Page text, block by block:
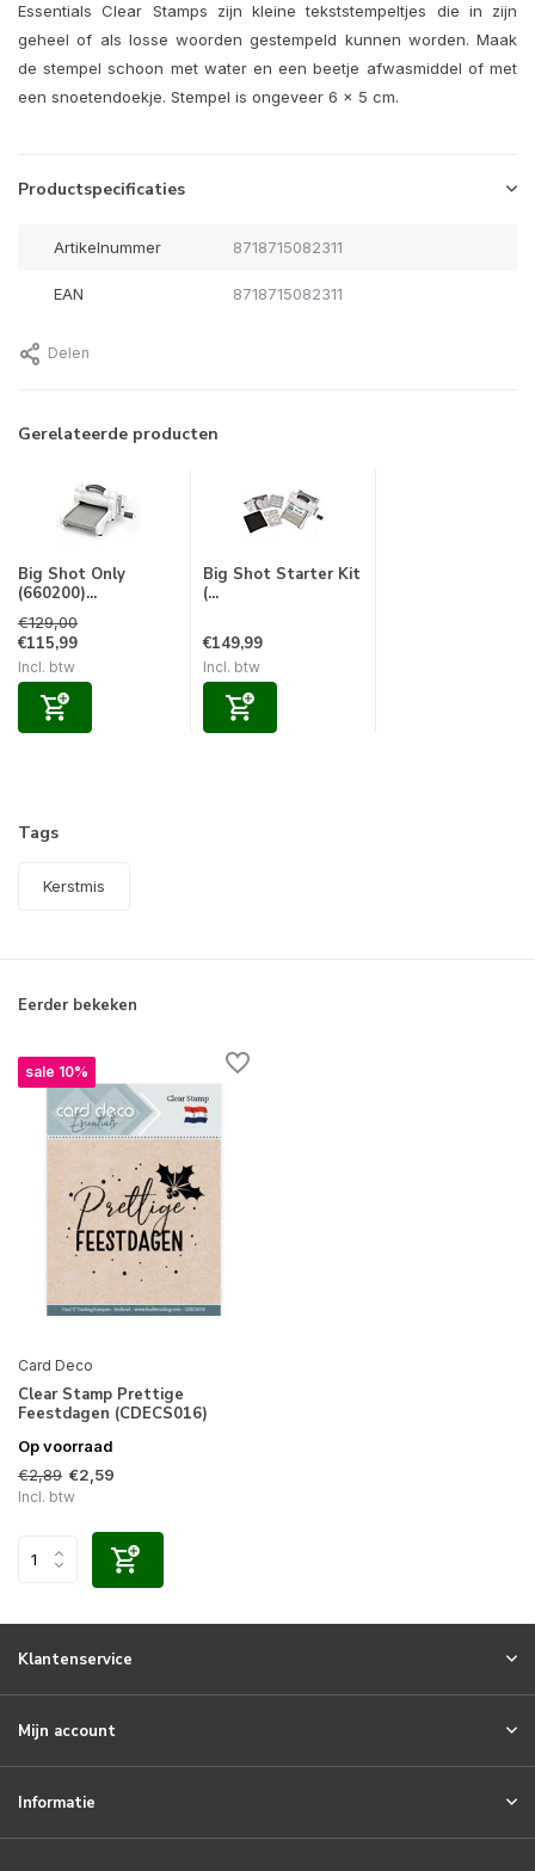
Essentials Clear Stamps zijn kleine tekststempeltjes die in zijn
geheel of als losse woorden gestempeld kunnen worden. Maak
de stempel schoon met water en een beetje afwasmiddel of met
een snoetendoekje. Stempel is ongeveer 6 x 5 cm.
Productspecificaties
Artikelnummer 8718715082311
EAN 8718715082311
Delen
Gerelateerde producten
Big Shot Only
(660200)...
€129,00
€115,99
Incl. btw
Big Shot Starter Kit
(...
€149,99
Incl. btw
Tags
Kerstmis
Eerder bekeken
sale 10%
Card Deco
Clear Stamp Prettige
Feestdagen (CDECS016)
Op voorraad
€2,89 €2,59
Incl. btw
Klantenservice
Mijn account
Informatie